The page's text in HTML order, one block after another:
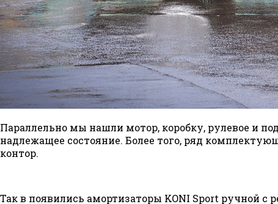
Параллельно мы нашли мотор, коробку, рулевое и
надлежащее состояние. Более того, ряд
контор.
Так в появились амортизаторы KONI Sport ручной